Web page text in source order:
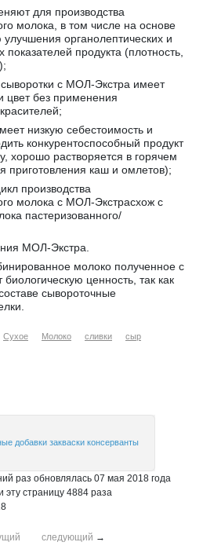
для производства
молока, в том числе на основе
органолептических и
продукта (плотность,
с МОЛ-Экстра имеет
цвет без применения
низкую себестоимость и
конкурентоспособный продукт
хорошо растворяется в горячем
приготовления каш и омлетов);
производства
молока с МОЛ-Экстрасхож с
пастеризованного/
МОЛ-Экстра.
молоко полученное с
ценность, так как
сывороточные
Сухое Молоко сливки
сыр
добавки закваски консерванты
раз обновлялась 07 мая 2018 года
эту страницу 4884 раза
следующий →